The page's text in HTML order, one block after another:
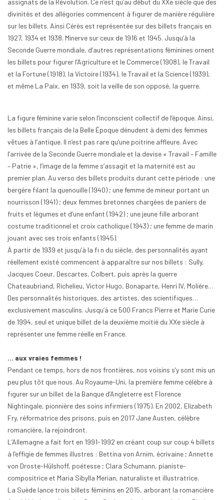
divinités et des allégories commencent à figurer de manière régulière
sur les billets. Ainsi Cérès est représentée sur des billets français en
1927, 1934 et 1938. Minerve sur ceux de 1916 et 1945. Jusqu’à la
Seconde Guerre mondiale, d’autres représentations féminines ornent
les billets pour figurer l’Agriculture et le Commerce (1908), le Travail
et la Fortune (1918), la Victoire (1934), le Travail et la Science (1939),
et même La Paix, en 1939, soit la veille de son opposé, la guerre.
La figure féminine varie selon l’inconscient collectif de l’époque. Ainsi,
les billets français de la Belle Époque dénudent à demi des femmes
vêtues à l’antique. Il n’est pas rare qu’une poitrine affleure. Avec
l’arrivée de la Seconde Guerre mondiale et la devise « Travail – Famille
– Patrie », l’image de la femme s’assagit et la maternité est au
premier plan. Au verso des billets produits durant cette période : une
bergère filant la quenouille (1940) ; une femme de mineur portant un
nourrisson (1941) ; deux femmes bretonnes chargées de paniers de
fruits et légumes et d’une enfant (1942) ; une jeune fille arborant
costume traditionnel et croix catholique (1943) ; une femme de marin
jouant avec ses trois enfants (1945).
À partir de 1939 et jusqu’à la fi n du siècle, des personnalités ayant
réellement existé commencent à apparaître sur nos billets : Sully,
Jacques Coeur, Descartes, Colbert, puis après la guerre
Chateaubriand, Richelieu, Victor Hugo, Bonaparte, Henri IV, Molière…
Des personnalités historiques, des artistes, des scientifiques…
exclusivement masculins. Jusqu’à ce 500 Francs Pierre et Marie Curie
de 1994, seul et unique billet de la deuxième moitié du XXe siècle à
représenter une femme réelle en France.
… aux vraies femmes !
Pendant ce temps, hors de nos frontières, nos voisins s’y sont mis un
peu plus tôt que nous. Au Royaume-Uni, la première femme célèbre à
figurer sur un billet de la Banque d’Angleterre est Florence
Nightingale, pionnière des soins infirmiers (1975). En 2002, Elizabeth
Fry, réformatrice des prisons, puis en 2017 Jane Austen, célèbre
romancière, la rejoindront.
L’Allemagne a fait fort en 1991-1992 en créant coup sur coup 4 billets
à l’effigie de femmes illustres : Bettina von Arnim, écrivaine ; Annette
von Droste-Hülshoff, poétesse ; Clara Schumann, pianiste-
compositrice et Maria Sibylla Merian, naturaliste et illustratrice.
La Suède lance trois billets féminins en 2015, arborant la romancière